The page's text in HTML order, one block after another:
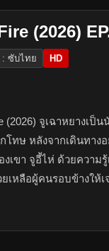
(2026)
: ซับไทย HD
(2026) จูเฉาหยางเ
ทษ หลังจากเดินทาง
เขา จูอี้ไห่ ด้วยความ
เหลือผู้คนรอบข้างให้